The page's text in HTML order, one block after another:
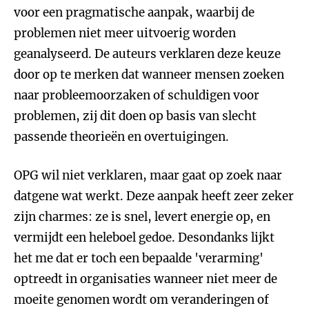
voor een pragmatische aanpak, waarbij de
problemen niet meer uitvoerig worden
geanalyseerd. De auteurs verklaren deze keuze
door op te merken dat wanneer mensen zoeken
naar probleemoorzaken of schuldigen voor
problemen, zij dit doen op basis van slecht
passende theorieën en overtuigingen.
OPG wil niet verklaren, maar gaat op zoek naar
datgene wat werkt. Deze aanpak heeft zeer zeker
zijn charmes: ze is snel, levert energie op, en
vermijdt een heleboel gedoe. Desondanks lijkt
het me dat er toch een bepaalde 'verarming'
optreedt in organisaties wanneer niet meer de
moeite genomen wordt om veranderingen of